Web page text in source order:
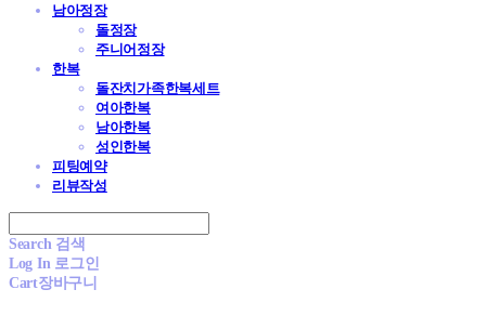
남아정장
돌정장
주니어정장
한복
돌잔치가족한복세트
여아한복
남아한복
성인한복
피팅예약
리뷰작성
Search 검색
Log In 로그인
Cart장바구니